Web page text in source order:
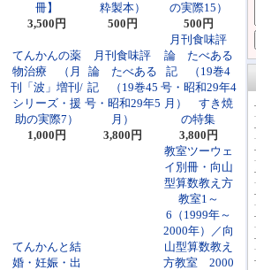
冊】
3,500円
粋製本）
500円
の実際15）
500円
てんかんの薬
物治療 （月
刊「波」増刊/
シリーズ・援
助の実際7）
1,000円
月刊食味評
論 たべある
記 （19巻45
号・昭和29年5
月）
3,800円
月刊食味評
論 たべある
記 （19巻4
号・昭和29年4
月） すき焼
の特集
3,800円
てんかんと結
婚・妊娠・出
教室ツーウェ
イ別冊・向山
型算数教え方
教室1～
6（1999年～
2000年）／向
山型算数教え
方教室 2000